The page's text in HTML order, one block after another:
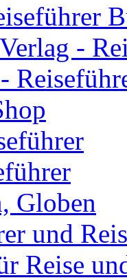
-
Globen
und
Reise